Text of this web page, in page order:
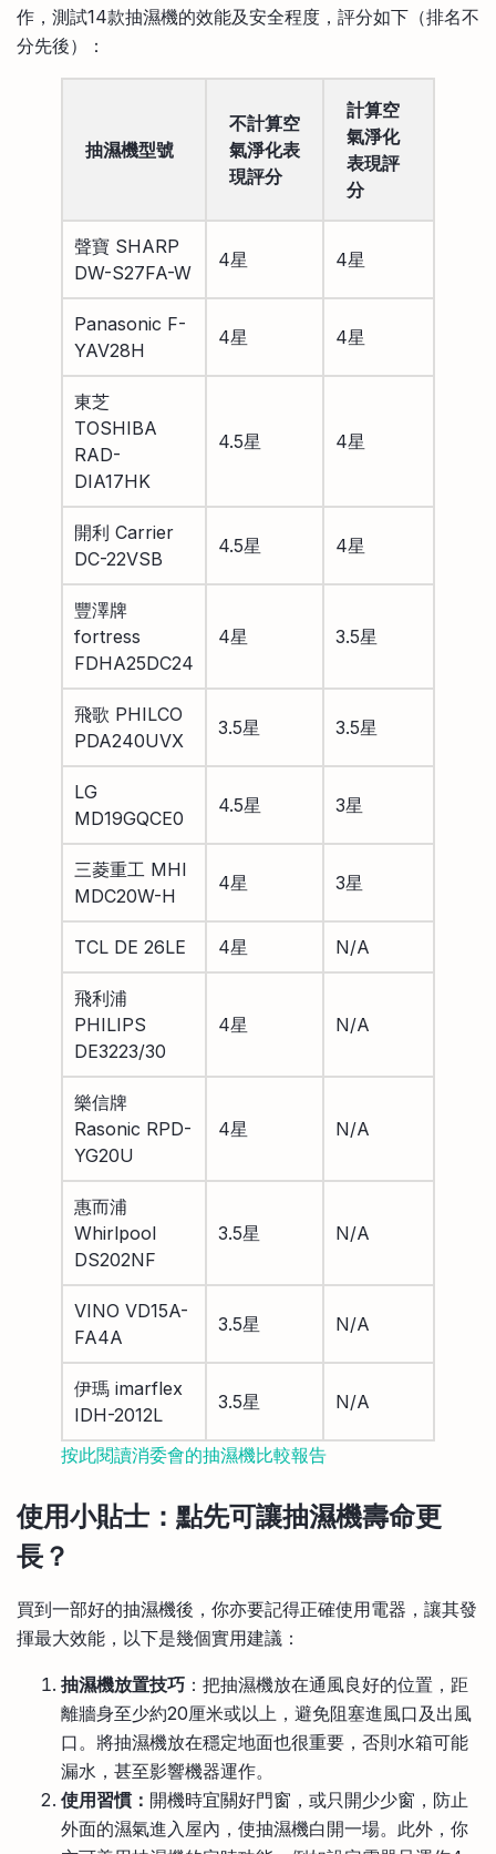
作，測試14款抽濕機的效能及安全程度，評分如下（排名不
分先後）：
抽濕機型號
不計算空
氣淨化表
現評分
計算空
氣淨化
表現評
分
聲寶 SHARP
DW-S27FA-W
4星 4星
Panasonic F-
YAV28H
4星 4星
東芝
TOSHIBA
RAD-
DIA17HK
4.5星 4星
開利 Carrier
DC-22VSB
4.5星 4星
豐澤牌
fortress
FDHA25DC24
4星 3.5星
飛歌 PHILCO
PDA240UVX
3.5星 3.5星
LG
MD19GQCE0
4.5星 3星
三菱重工 MHI
MDC20W-H
4星 3星
TCL DE 26LE 4星 N/A
飛利浦
PHILIPS
DE3223/30
4星 N/A
樂信牌
Rasonic RPD-
YG20U
4星 N/A
惠而浦
Whirlpool
DS202NF
3.5星 N/A
VINO VD15A-
FA4A
3.5星 N/A
伊瑪 imarflex
IDH-2012L
3.5星 N/A
按此閱讀消委會的抽濕機比較報告
使用小貼士：點先可讓抽濕機壽命更
長？
買到一部好的抽濕機後，你亦要記得正確使用電器，讓其發
揮最大效能，以下是幾個實用建議：
抽濕機放置技巧 ：把抽濕機放在通風良好的位置，距
離牆身至少約20厘米或以上，避免阻塞進風口及出風
口。將抽濕機放在穩定地面也很重要，否則水箱可能
漏水，甚至影響機器運作。
使用習慣： 開機時宜關好門窗，或只開少少窗，防止
外面的濕氣進入屋內，使抽濕機白開一場。此外，你